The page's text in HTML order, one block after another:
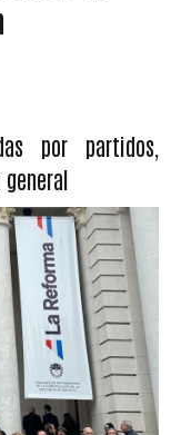
por partidos,